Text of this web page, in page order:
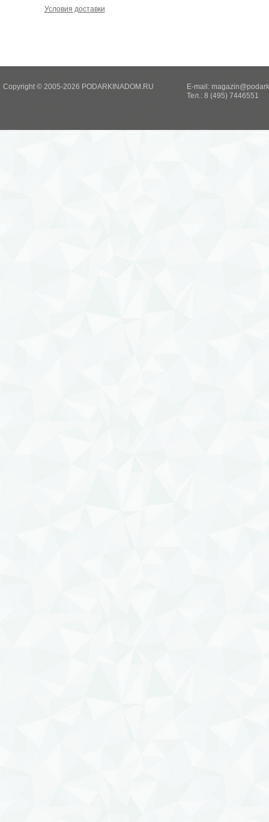
Условия доставки
Copyright © 2005-2026 PODARKINADOM.RU E-mail:
Тел.: 8 (495) 7446551